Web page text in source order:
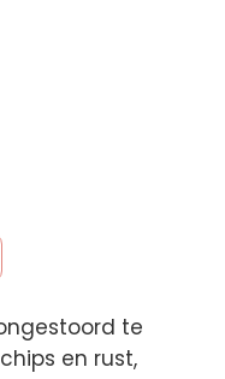
te
en rust,